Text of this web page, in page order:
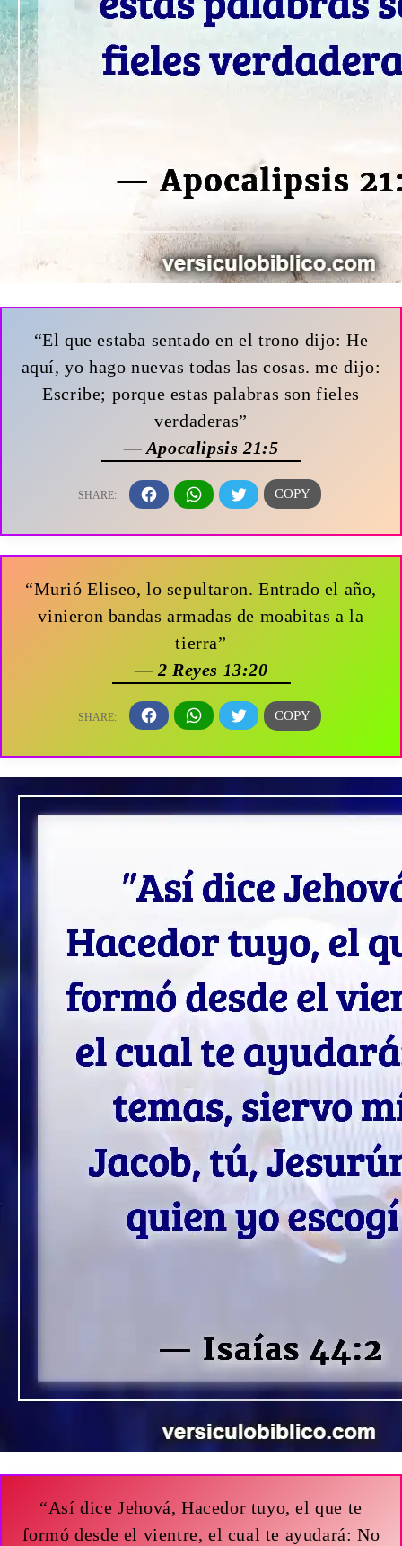
“El que estaba sentado en el trono dijo: He
aquí, yo hago nuevas todas las cosas. me dijo:
Escribe; porque estas palabras son fieles
verdaderas”
— Apocalipsis 21:5
“Murió Eliseo, lo sepultaron. Entrado el año,
vinieron bandas armadas de moabitas a la
tierra”
— 2 Reyes 13:20
“Así dice Jehová, Hacedor tuyo, el que te
formó desde el vientre, el cual te ayudará: No